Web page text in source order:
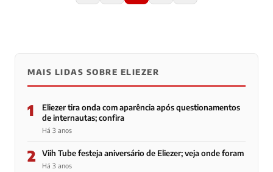
MAIS LIDAS SOBRE ELIEZER
1
Eliezer tira onda com aparência após questionamentos
de internautas; confira
Há 3 anos
2 Viih Tube festeja aniversário de Eliezer; veja onde foram
Há 3 anos